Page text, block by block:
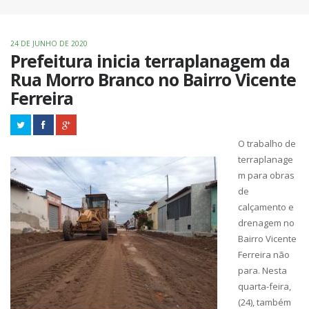
24 DE JUNHO DE 2020
Prefeitura inicia terraplanagem da
Rua Morro Branco no Bairro Vicente
Ferreira
O trabalho de
terraplanage
m para obras
de
calçamento e
drenagem no
Bairro Vicente
Ferreira não
para. Nesta
quarta-feira,
(24), também